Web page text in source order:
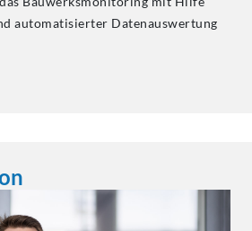
automatisierter Datenauswertung